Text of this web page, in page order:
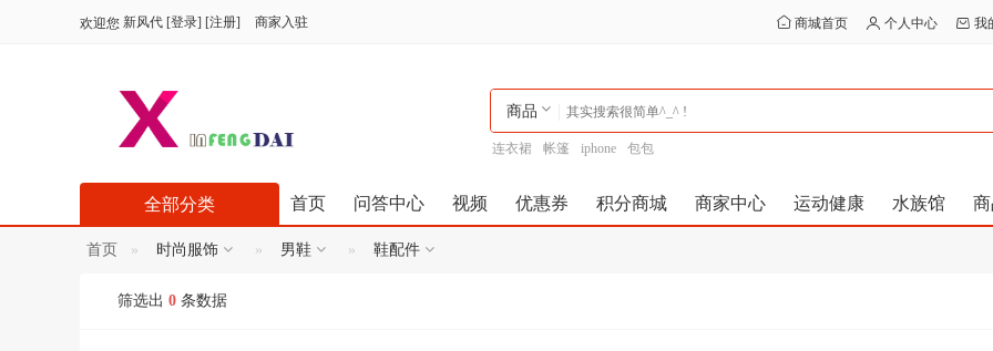
欢迎您 新风代 [登录] [注册] 商家入驻 商城首页 个人中心 我
商品
连衣裙 帐篷 iphone 包包
首页 问答中心 视频 优惠券 积分商城 商家中心 运动健康 水族馆
全部分类
首页 时尚服饰 男鞋 鞋配件
筛选出 0 条数据